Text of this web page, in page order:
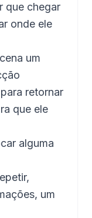
que chegar
onde ele
um
retornar
que ele
alguma
um